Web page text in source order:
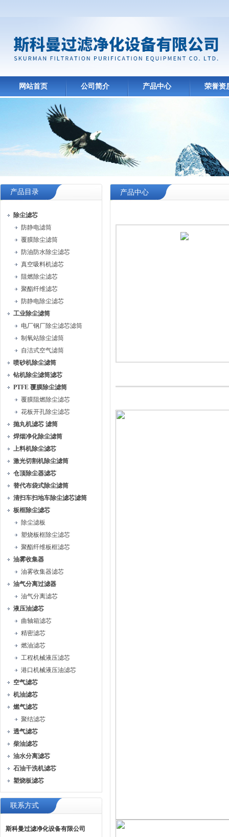
网站首页 公司简介 产品中心 荣誉资
产品目录
除尘滤芯
防静电滤筒
覆膜除尘滤筒
防油防水除尘滤芯
真空吸料机滤芯
阻燃除尘滤芯
聚酯纤维滤芯
防静电除尘滤芯
工业除尘滤筒
电厂钢厂除尘滤芯滤筒
制氧站除尘滤筒
自洁式空气滤筒
喷砂机除尘滤筒
钻机除尘滤筒滤芯
PTFE 覆膜除尘滤筒
覆膜阻燃除尘滤芯
花板开孔除尘滤芯
抛丸机滤芯 滤筒
焊烟净化除尘滤筒
上料机除尘滤芯
激光切割机除尘滤筒
仓顶除尘器滤芯
替代布袋式除尘滤筒
清扫车扫地车除尘滤芯滤筒
板框除尘滤芯
除尘滤板
塑烧板框除尘滤芯
聚酯纤维板框滤芯
油雾收集器
油雾收集器滤芯
油气分离过滤器
油气分离滤芯
液压油滤芯
曲轴箱滤芯
精密滤芯
燃油滤芯
工程机械液压滤芯
港口机械液压油滤芯
空气滤芯
机油滤芯
燃气滤芯
聚结滤芯
透气滤芯
柴油滤芯
油水分离滤芯
石油干洗机滤芯
塑烧板滤芯
联系方式
斯科曼过滤净化设备有限公司
产品中心